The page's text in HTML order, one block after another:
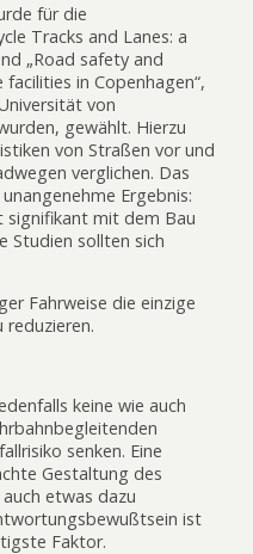
für die
Tracks and Lanes: a
„Road safety and
in Copenhagen“,
von
gewählt. Hierzu
von Straßen vor und
verglichen. Das
Ergebnis:
signifikant mit dem Bau
Studien sollten sich
Fahrweise die einzige
reduzieren.
keine wie auch
senken. Eine
Gestaltung des
etwas dazu
ist
Faktor.